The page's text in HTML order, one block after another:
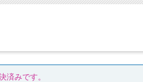
済みです。